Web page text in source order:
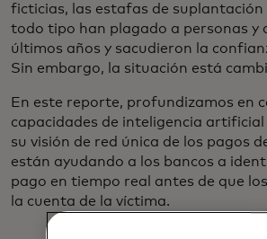
ficticias, las estafas de suplantación
todo tipo han plagado a personas y
últimos años y sacudieron la
Sin embargo, la situación está
En este reporte, profundizamos en
capacidades de inteligencia
su visión de red única de los pagos
están ayudando a los bancos a
pago en tiempo real antes de que
la cuenta de la víctima.